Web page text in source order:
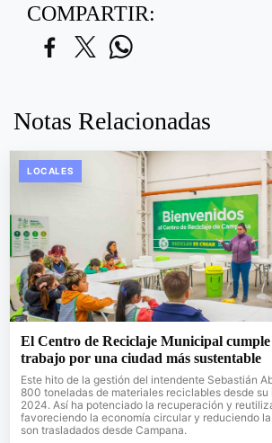
COMPARTIR:
Notas Relacionadas
LOCALES
El Centro de Reciclaje Municipal cumple
trabajo por una ciudad más sustentable
Este hito de la gestión del intendente Sebastián
800 toneladas de materiales reciclables desde su
2024. Así ha potenciado la recuperación y
favoreciendo la economía circular y reduciendo
son trasladados desde Campana.